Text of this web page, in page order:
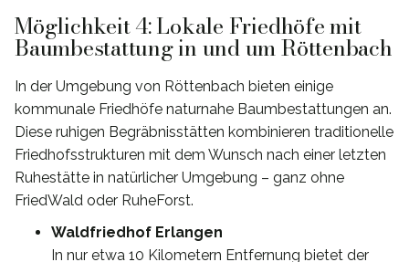
Möglichkeit 4: Lokale Friedhöfe mit
Baumbestattung in und um Röttenbach
In der Umgebung von Röttenbach bieten einige
kommunale Friedhöfe naturnahe Baumbestattungen an.
Diese ruhigen Begräbnisstätten kombinieren traditionelle
Friedhofsstrukturen mit dem Wunsch nach einer letzten
Ruhestätte in natürlicher Umgebung – ganz ohne
FriedWald oder RuheForst.
Waldfriedhof Erlangen
In nur etwa 10 Kilometern Entfernung bietet der